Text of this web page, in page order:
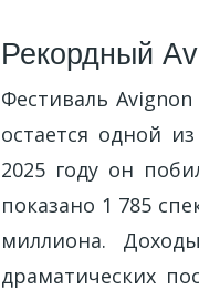
Рекордный
Фестиваль
остается одной
2025 году он
показано 1 785
миллиона.
драматических